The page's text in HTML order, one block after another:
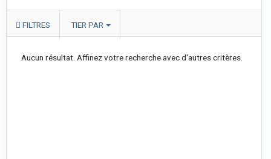
FILTRES TIER PAR
Aucun résultat. Affinez votre recherche avec d'autres critères.